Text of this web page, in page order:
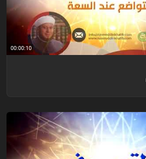
00:00:10